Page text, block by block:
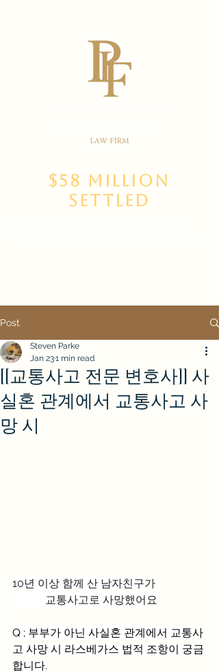
$58 Million
Settled
Post
[[교통사고 전문 변호사]] 사
실혼 관계에서 교통사고 사
망 시
Steven Parke
Jan 231 min read
10년 이상 함께 산 남자친구가
교통사고로 사망했어요
Q ; 부부가 아닌 사실혼 관계에서 교통사
고 사망 시 라스베가스 법적 조항이 궁금
합니다.